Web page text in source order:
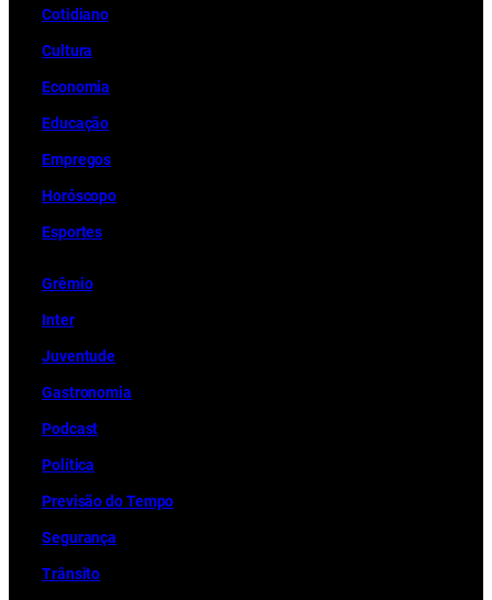
Cotidiano
Cultura
Economia
Educação
Empregos
Horóscopo
Esportes
Grêmio
Inter
Juventude
Gastronomia
Podcast
Política
Previsão do Tempo
Segurança
Trânsito